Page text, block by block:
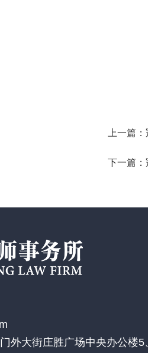
上一篇
下一篇：
外大街庄胜广场中央办公楼5